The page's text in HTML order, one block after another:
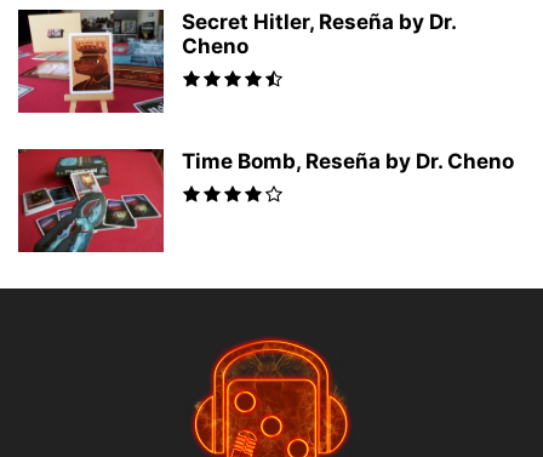
Secret Hitler, Reseña by Dr.
Cheno
Time Bomb, Reseña by Dr. Cheno